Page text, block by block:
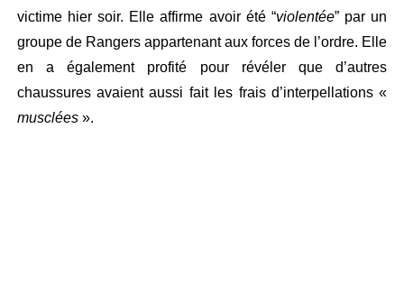
victime hier soir. Elle affirme avoir été “violentée” par un
groupe de Rangers appartenant aux forces de l’ordre. Elle
en a également profité pour révéler que d’autres
chaussures avaient aussi fait les frais d’interpellations «
musclées».